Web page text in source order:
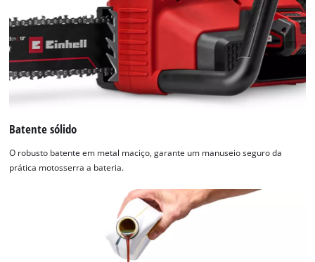
Management
Batente sólido
O robusto batente em metal maciço, garante um manuseio seguro da
prática motosserra a bateria.